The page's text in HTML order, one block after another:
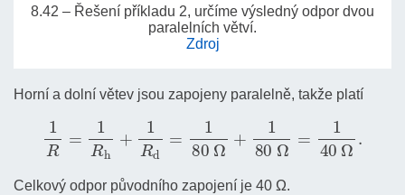
8.42 – Řešení příkladu 2, určíme výsledný odpor dvou
paralelních větví.
Zdroj
Horní a dolní větev jsou zapojeny paralelně, takže platí
1 R 80 Ω Ω
Celkový odpor původního zapojení je 40 Ω.